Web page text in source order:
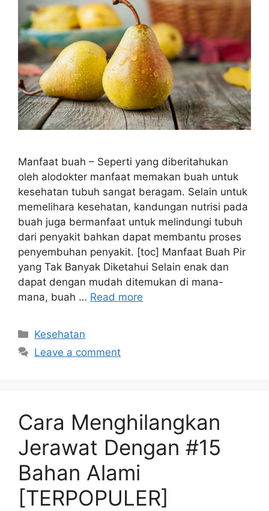
Manfaat buah – Seperti yang diberitahukan
oleh alodokter manfaat memakan buah untuk
kesehatan tubuh sangat beragam. Selain untuk
memelihara kesehatan, kandungan nutrisi pada
buah juga bermanfaat untuk melindungi tubuh
dari penyakit bahkan dapat membantu proses
penyembuhan penyakit. [toc] Manfaat Buah Pir
yang Tak Banyak Diketahui Selain enak dan
dapat dengan mudah ditemukan di mana-
mana, buah … Read more
Categories
Kesehatan
Leave a comment
Cara Menghilangkan
Jerawat Dengan #15
Bahan Alami
[TERPOPULER]